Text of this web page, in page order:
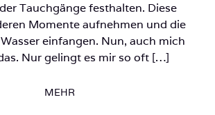
Tauchgänge festhalten. Diese
Momente aufnehmen und die
einfangen. Nun, auch mich
Nur gelingt es mir so oft […]
MEHR